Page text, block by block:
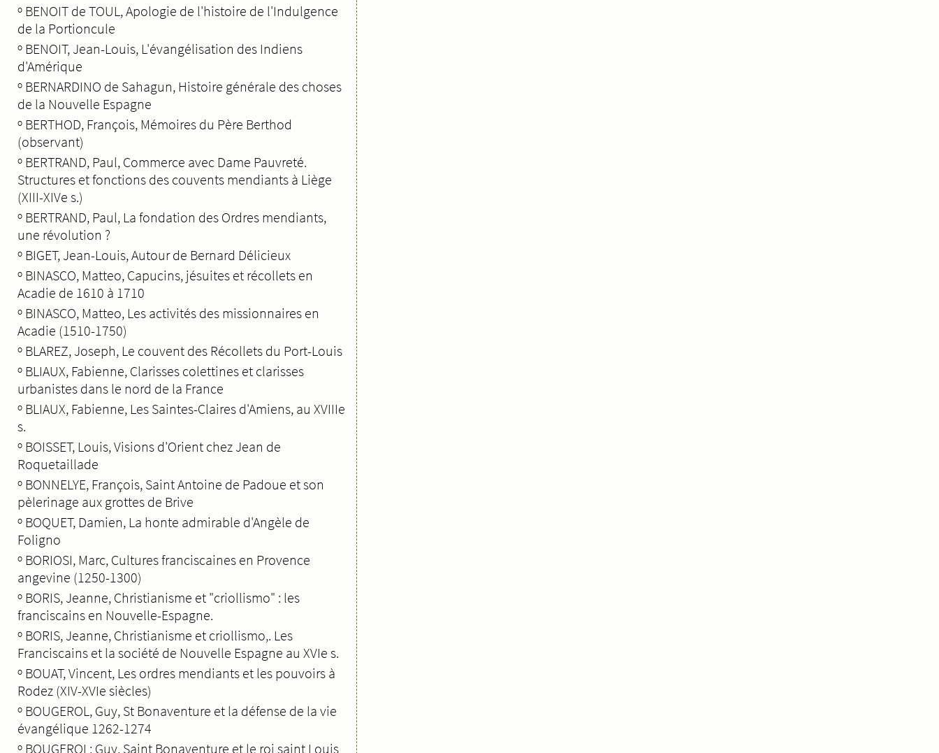
º BENOIT de TOUL, Apologie de l'histoire de l'Indulgence
de la Portioncule
º BENOIT, Jean-Louis, L'évangélisation des Indiens
d'Amérique
º BERNARDINO de Sahagun, Histoire générale des choses
de la Nouvelle Espagne
º BERTHOD, François, Mémoires du Père Berthod
(observant)
º BERTRAND, Paul, Commerce avec Dame Pauvreté.
Structures et fonctions des couvents mendiants à Liège
(XIII-XIVe s.)
º BERTRAND, Paul, La fondation des Ordres mendiants,
une révolution ?
º BIGET, Jean-Louis, Autour de Bernard Délicieux
º BINASCO, Matteo, Capucins, jésuites et récollets en
Acadie de 1610 à 1710
º BINASCO, Matteo, Les activités des missionnaires en
Acadie (1510-1750)
º BLAREZ, Joseph, Le couvent des Récollets du Port-Louis
º BLIAUX, Fabienne, Clarisses colettines et clarisses
urbanistes dans le nord de la France
º BLIAUX, Fabienne, Les Saintes-Claires d'Amiens, au XVIIIe
s.
º BOISSET, Louis, Visions d'Orient chez Jean de
Roquetaillade
º BONNELYE, François, Saint Antoine de Padoue et son
pèlerinage aux grottes de Brive
º BOQUET, Damien, La honte admirable d'Angèle de
Foligno
º BORIOSI, Marc, Cultures franciscaines en Provence
angevine (1250-1300)
º BORIS, Jeanne, Christianisme et "criollismo" : les
franciscains en Nouvelle-Espagne.
º BORIS, Jeanne, Christianisme et criollismo,. Les
Franciscains et la société de Nouvelle Espagne au XVIe s.
º BOUAT, Vincent, Les ordres mendiants et les pouvoirs à
Rodez (XIV-XVIe siècles)
º BOUGEROL, Guy, St Bonaventure et la défense de la vie
évangélique 1262-1274
º BOUGEROL; Guy, Saint Bonaventure et le roi saint Louis